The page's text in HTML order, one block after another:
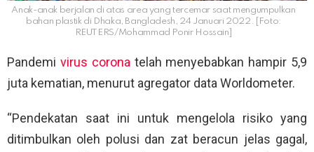
Anak-anak berjalan di atas area yang tercemar saat mengumpulkan
bahan plastik di Dhaka, Bangladesh, 24 Januari 2022. [Foto:
REUTERS/Mohammad Ponir Hossain]
Pandemi virus coronatelah menyebabkan hampir 5,9
juta kematian, menurut agregator data Worldometer.
“Pendekatan saat ini untuk mengelola risiko yang
ditimbulkan oleh polusi dan zat beracun jelas gagal,